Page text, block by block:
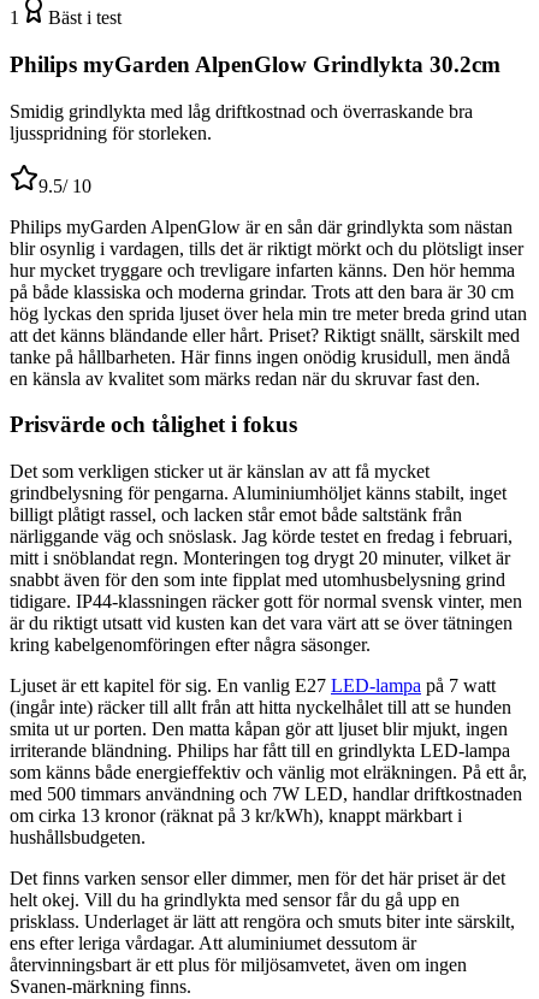
1 Bäst i test
Philips myGarden AlpenGlow Grindlykta 30.2cm
Smidig grindlykta med låg driftkostnad och överraskande bra
ljusspridning för storleken.
9.5/ 10
Philips myGarden AlpenGlow är en sån där grindlykta som nästan
blir osynlig i vardagen, tills det är riktigt mörkt och du plötsligt inser
hur mycket tryggare och trevligare infarten känns. Den hör hemma
på både klassiska och moderna grindar. Trots att den bara är 30 cm
hög lyckas den sprida ljuset över hela min tre meter breda grind utan
att det känns bländande eller hårt. Priset? Riktigt snällt, särskilt med
tanke på hållbarheten. Här finns ingen onödig krusidull, men ändå
en känsla av kvalitet som märks redan när du skruvar fast den.
Prisvärde och tålighet i fokus
Det som verkligen sticker ut är känslan av att få mycket
grindbelysning för pengarna. Aluminiumhöljet känns stabilt, inget
billigt plåtigt rassel, och lacken står emot både saltstänk från
närliggande väg och snöslask. Jag körde testet en fredag i februari,
mitt i snöblandat regn. Monteringen tog drygt 20 minuter, vilket är
snabbt även för den som inte fipplat med utomhusbelysning grind
tidigare. IP44-klassningen räcker gott för normal svensk vinter, men
är du riktigt utsatt vid kusten kan det vara värt att se över tätningen
kring kabelgenomföringen efter några säsonger.
Ljuset är ett kapitel för sig. En vanlig E27 LED-lampa på 7 watt
(ingår inte) räcker till allt från att hitta nyckelhålet till att se hunden
smita ut ur porten. Den matta kåpan gör att ljuset blir mjukt, ingen
irriterande bländning. Philips har fått till en grindlykta LED-lampa
som känns både energieffektiv och vänlig mot elräkningen. På ett år,
med 500 timmars användning och 7W LED, handlar driftkostnaden
om cirka 13 kronor (räknat på 3 kr/kWh), knappt märkbart i
hushållsbudgeten.
Det finns varken sensor eller dimmer, men för det här priset är det
helt okej. Vill du ha grindlykta med sensor får du gå upp en
prisklass. Underlaget är lätt att rengöra och smuts biter inte särskilt,
ens efter leriga vårdagar. Att aluminiumet dessutom är
återvinningsbart är ett plus för miljösamvetet, även om ingen
Svanen-märkning finns.